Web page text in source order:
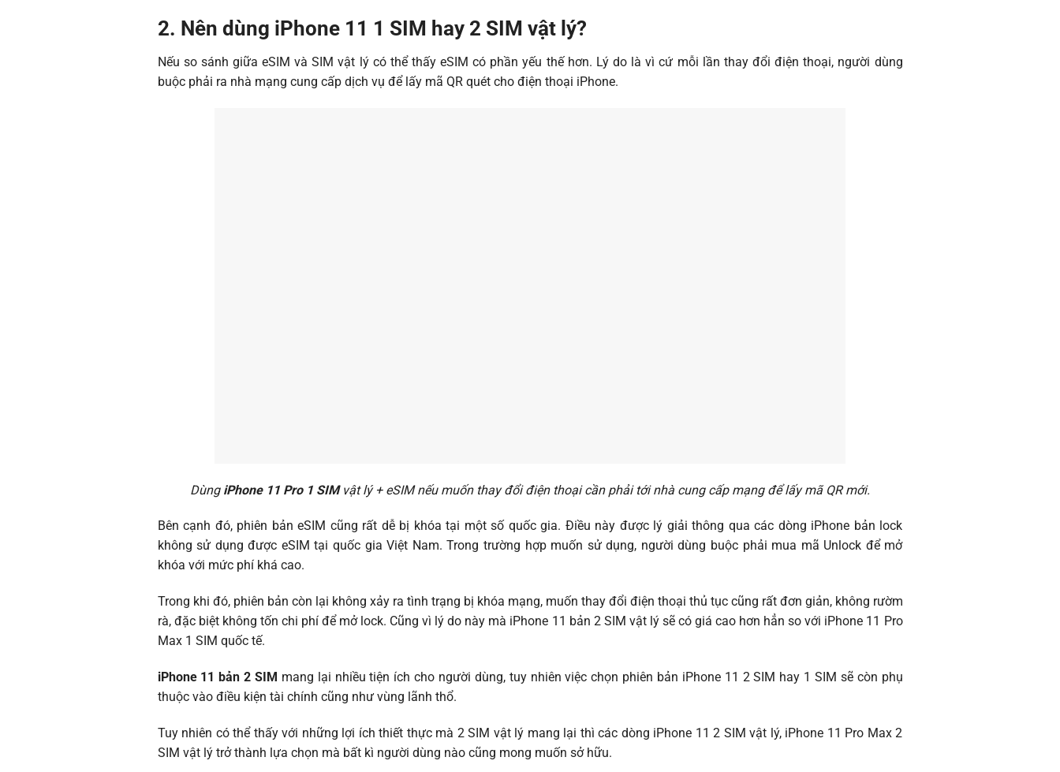
2. Nên dùng iPhone 11 1 SIM hay 2 SIM vật lý?
Nếu so sánh giữa eSIM và SIM vật lý có thể thấy eSIM có phần yếu thế hơn. Lý do là vì cứ mỗi lần thay đổi điện thoại, người dùng
buộc phải ra nhà mạng cung cấp dịch vụ để lấy mã QR quét cho điện thoại iPhone.
Dùng iPhone 11 Pro 1 SIMvật lý + eSIM nếu muốn thay đổi điện thoại cần phải tới nhà cung cấp mạng để lấy mã QR mới.
Bên cạnh đó, phiên bản eSIM cũng rất dễ bị khóa tại một số quốc gia. Điều này được lý giải thông qua các dòng iPhone bản lock
không sử dụng được eSIM tại quốc gia Việt Nam. Trong trường hợp muốn sử dụng, người dùng buộc phải mua mã Unlock để mở
khóa với mức phí khá cao.
Trong khi đó, phiên bản còn lại không xảy ra tình trạng bị khóa mạng, muốn thay đổi điện thoại thủ tục cũng rất đơn giản, không rườm
rà, đặc biệt không tốn chi phí để mở lock. Cũng vì lý do này mà iPhone 11 bản 2 SIM vật lý sẽ có giá cao hơn hẳn so với iPhone 11 Pro
Max 1 SIM quốc tế.
iPhone 11 bản 2 SIM mang lại nhiều tiện ích cho người dùng, tuy nhiên việc chọn phiên bản iPhone 11 2 SIM hay 1 SIM sẽ còn phụ
thuộc vào điều kiện tài chính cũng như vùng lãnh thổ.
Tuy nhiên có thể thấy với những lợi ích thiết thực mà 2 SIM vật lý mang lại thì các dòng iPhone 11 2 SIM vật lý, iPhone 11 Pro Max 2
SIM vật lý trở thành lựa chọn mà bất kì người dùng nào cũng mong muốn sở hữu.